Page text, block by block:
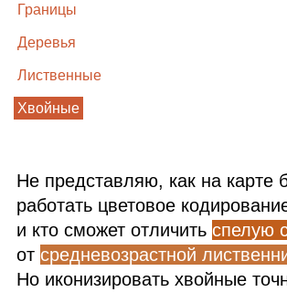
Границы
Деревья
Лиственные
Хвойные
Не представляю, как на карте
работать цветовое
и кто сможет отличитьспелую
отсредневозрастной
Но иконизировать хвойные